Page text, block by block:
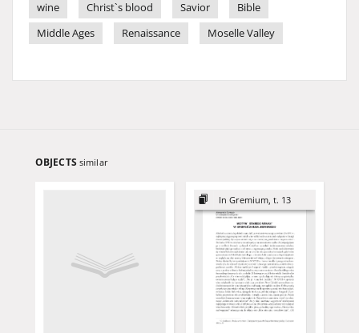
wine
Christ`s blood Savior
Bible
Middle Ages
Renaissance Moselle Valley
OBJECTS similar
In Gremium, t. 13